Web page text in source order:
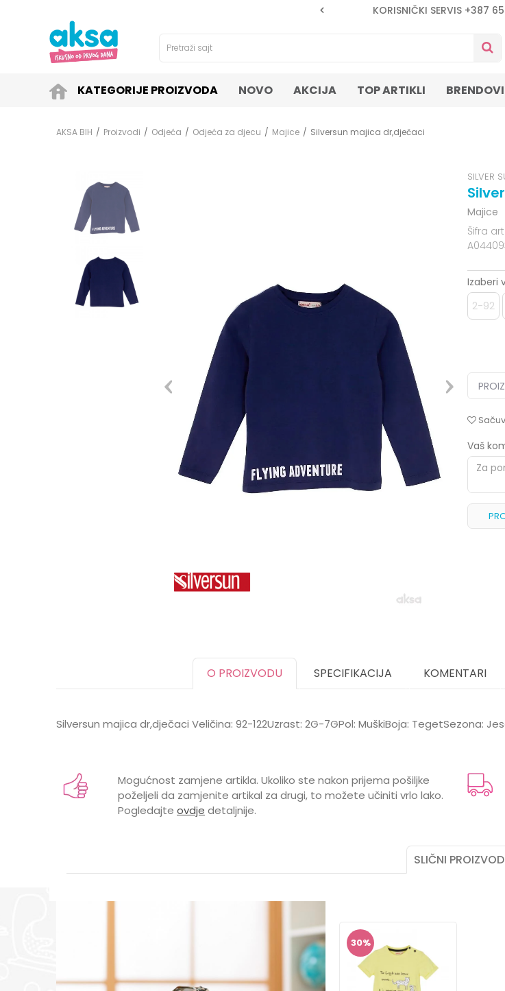
KORISNIČKI SERVIS +387
Pretraži sajt
KATEGORIJE PROIZVODA NOVO AKCIJA TOP ARTIKLI BRENDOVI
AKSA BIH Proizvodi Odjeća Odjeća za djecu Majice Silversun majica dr,dječaci
SILVER
Majice
Šifra
Izaberi
2-92
Vaš
O PROIZVODU SPECIFIKACIJA KOMENTARI
Silversun majica dr,dječaci Veličina: 92-122Uzrast: 2G-7GPol: MuškiBoja: TegetSezona:
BOJA
Mogućnost zamjene artikla. Ukoliko ste nakon prijema pošiljke
poželjeli da zamjenite artikal za drugi, to možete učiniti vrlo lako.
Pogledajte ovdje detaljnije.
SLIČNI
30%